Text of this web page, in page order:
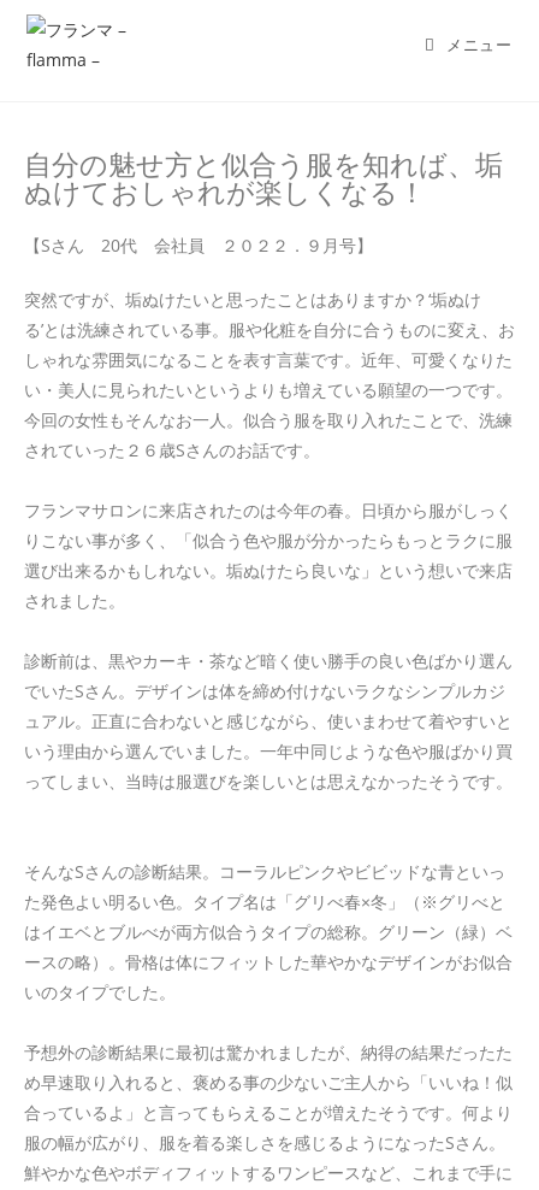
メニュー
自分の魅せ方と似合う服を知れば、垢
ぬけておしゃれが楽しくなる！
【Sさん 20代 会社員 ２０２２．９月号】
突然ですが、垢ぬけたいと思ったことはありますか？‘垢ぬけ
る’とは洗練されている事。服や化粧を自分に合うものに変え、お
しゃれな雰囲気になることを表す言葉です。近年、可愛くなりた
い・美人に見られたいというよりも増えている願望の一つです。
今回の女性もそんなお一人。似合う服を取り入れたことで、洗練
されていった２６歳Sさんのお話です。
フランマサロンに来店されたのは今年の春。日頃から服がしっく
りこない事が多く、「似合う色や服が分かったらもっとラクに服
選び出来るかもしれない。垢ぬけたら良いな」という想いで来店
されました。
診断前は、黒やカーキ・茶など暗く使い勝手の良い色ばかり選ん
でいたSさん。デザインは体を締め付けないラクなシンプルカジ
ュアル。正直に合わないと感じながら、使いまわせて着やすいと
いう理由から選んでいました。一年中同じような色や服ばかり買
ってしまい、当時は服選びを楽しいとは思えなかったそうです。
そんなSさんの診断結果。コーラルピンクやビビッドな青といっ
た発色よい明るい色。タイプ名は「グリべ春×冬」（※グリべと
はイエベとブルべが両方似合うタイプの総称。グリーン（緑）ベ
ースの略）。骨格は体にフィットした華やかなデザインがお似合
いのタイプでした。
予想外の診断結果に最初は驚かれましたが、納得の結果だったた
め早速取り入れると、褒める事の少ないご主人から「いいね！似
合っているよ」と言ってもらえることが増えたそうです。何より
服の幅が広がり、服を着る楽しさを感じるようになったSさん。
鮮やかな色やボディフィットするワンピースなど、これまで手に